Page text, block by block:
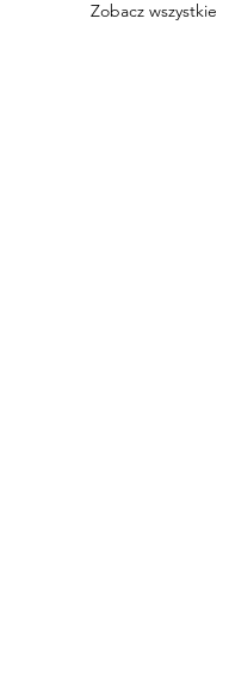
Zobacz wszystkie